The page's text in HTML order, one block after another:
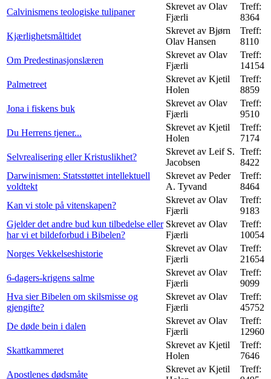
Calvinismens teologiske tulipaner
Skrevet av Olav
Fjærli
Treff:
8364
Kjærlighetsmåltidet
Skrevet av Bjørn
Olav Hansen
Treff:
8110
Om Predestinasjonslæren
Skrevet av Olav
Fjærli
Treff:
14154
Palmetreet
Skrevet av Kjetil
Holen
Treff:
8859
Jona i fiskens buk
Skrevet av Olav
Fjærli
Treff:
9510
Du Herrens tjener...
Skrevet av Kjetil
Holen
Treff:
7174
Selvrealisering eller Kristuslikhet?
Skrevet av Leif S.
Jacobsen
Treff:
8422
Darwinismen: Statsstøttet intellektuell
voldtekt
Skrevet av Peder
A. Tyvand
Treff:
8464
Kan vi stole på vitenskapen?
Skrevet av Olav
Fjærli
Treff:
9183
Gjelder det andre bud kun tilbedelse eller
har vi et bildeforbud i Bibelen?
Skrevet av Olav
Fjærli
Treff:
10054
Norges Vekkelseshistorie
Skrevet av Olav
Fjærli
Treff:
21654
6-dagers-krigens salme
Skrevet av Olav
Fjærli
Treff:
9099
Hva sier Bibelen om skilsmisse og
gjengifte?
Skrevet av Olav
Fjærli
Treff:
45752
De døde bein i dalen
Skrevet av Olav
Fjærli
Treff:
12960
Skattkammeret
Skrevet av Kjetil
Holen
Treff:
7646
Apostlenes dødsmåte
Skrevet av Kjetil
Treff: